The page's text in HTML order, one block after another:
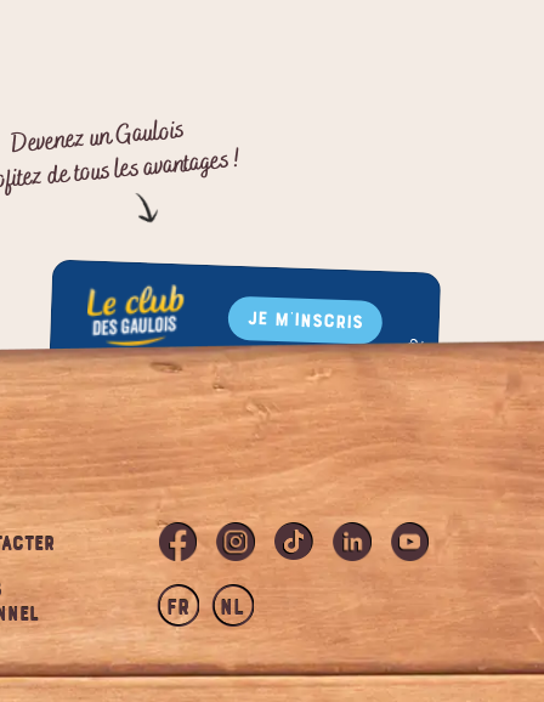
Devenez un Gaulois
de tous les avantages !
JE M'INSCRIS
Bons de réduction
Communauté départ'aimants
fr nl